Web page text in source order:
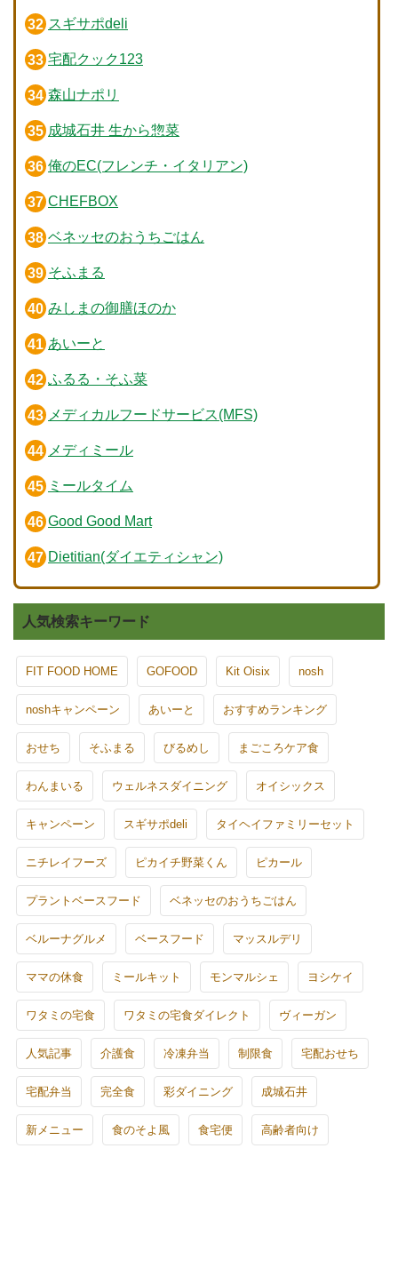
スギサポdeli
宅配クック123
森山ナポリ
成城石井 生から惣菜
俺のEC(フレンチ・イタリアン)
CHEFBOX
ベネッセのおうちごはん
そふまる
みしまの御膳ほのか
あいーと
ふるる・そふ菜
メディカルフードサービス(MFS)
メディミール
ミールタイム
Good Good Mart
Dietitian(ダイエティシャン)
人気検索キーワード
FIT FOOD HOME GOFOOD Kit Oisix nosh
noshキャンペーン あいーと おすすめランキング
おせち そふまる びるめし まごころケア食
わんまいる ウェルネスダイニング オイシックス
キャンペーン スギサポdeli タイヘイファミリーセット
ニチレイフーズ ピカイチ野菜くん ピカール
プラントベースフード ベネッセのおうちごはん
ベルーナグルメ ベースフード マッスルデリ
ママの休食 ミールキット モンマルシェ ヨシケイ
ワタミの宅食 ワタミの宅食ダイレクト ヴィーガン
人気記事 介護食 冷凍弁当 制限食 宅配おせち
宅配弁当 完全食 彩ダイニング 成城石井
新メニュー 食のそよ風 食宅便 高齢者向け